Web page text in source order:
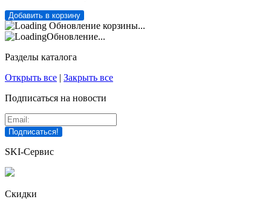
Обновление корзины...
Обновление...
Разделы каталога
Открыть все | Закрыть все
Подписаться на новости
SKI-Сервис
Скидки